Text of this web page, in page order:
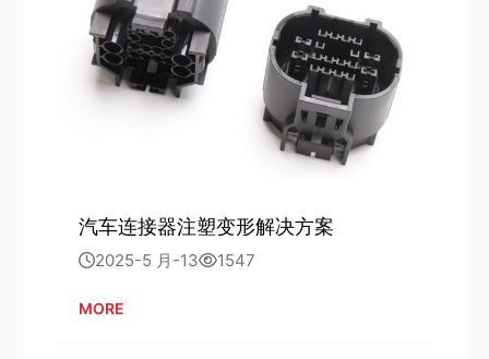
汽车连接器注塑变形解决方案
2025-5 月-13 1547
MORE